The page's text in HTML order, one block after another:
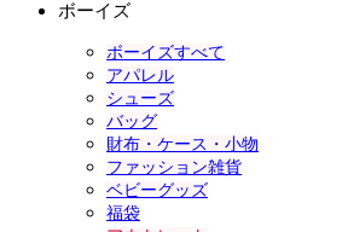
ボーイズ
ボーイズすべて
アパレル
シューズ
バッグ
財布・ケース・小物
ファッション雑貨
ベビーグッズ
福袋